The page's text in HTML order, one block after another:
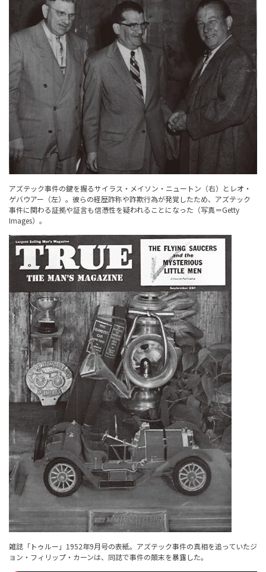
アズテック事件の鍵を握るサイラス・メイソン・ニュートン（右）とレオ・
ゲバウアー（左）。彼らの経歴詐称や詐欺行為が発覚したため、アズテック
事件に関わる証拠や証言も信憑性を疑われることになった（写真＝Getty
Images）。
雑誌「トゥルー」1952年9月号の表紙。アズテック事件の真相を追っていたジ
ョン・フィリップ・カーンは、同誌で事件の顛末を暴露した。